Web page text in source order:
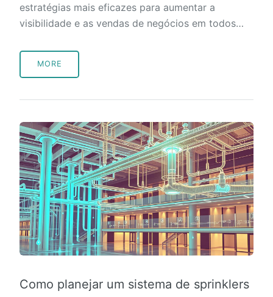
estratégias mais eficazes para aumentar a
visibilidade e as vendas de negócios em todos…
MORE
Como planejar um sistema de sprinklers